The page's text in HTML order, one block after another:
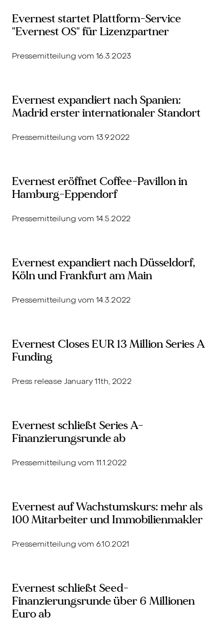
Evernest startet Plattform-Service
"Evernest OS" für Lizenzpartner
Pressemitteilung vom 16.3.2023
Evernest expandiert nach Spanien:
Madrid erster internationaler Standort
Pressemitteilung vom 13.9.2022
Evernest eröffnet Coffee-Pavillon in
Hamburg-Eppendorf
Pressemitteilung vom 14.5.2022
Evernest expandiert nach Düsseldorf,
Köln und Frankfurt am Main
Pressemitteilung vom 14.3.2022
Evernest Closes EUR 13 Million Series A
Funding
Press release January 11th, 2022
Evernest schließt Series A-
Finanzierungsrunde ab
Pressemitteilung vom 11.1.2022
Evernest auf Wachstumskurs: mehr als
100 Mitarbeiter und Immobilienmakler
Pressemitteilung vom 6.10.2021
Evernest schließt Seed-
Finanzierungsrunde über 6 Millionen
Euro ab